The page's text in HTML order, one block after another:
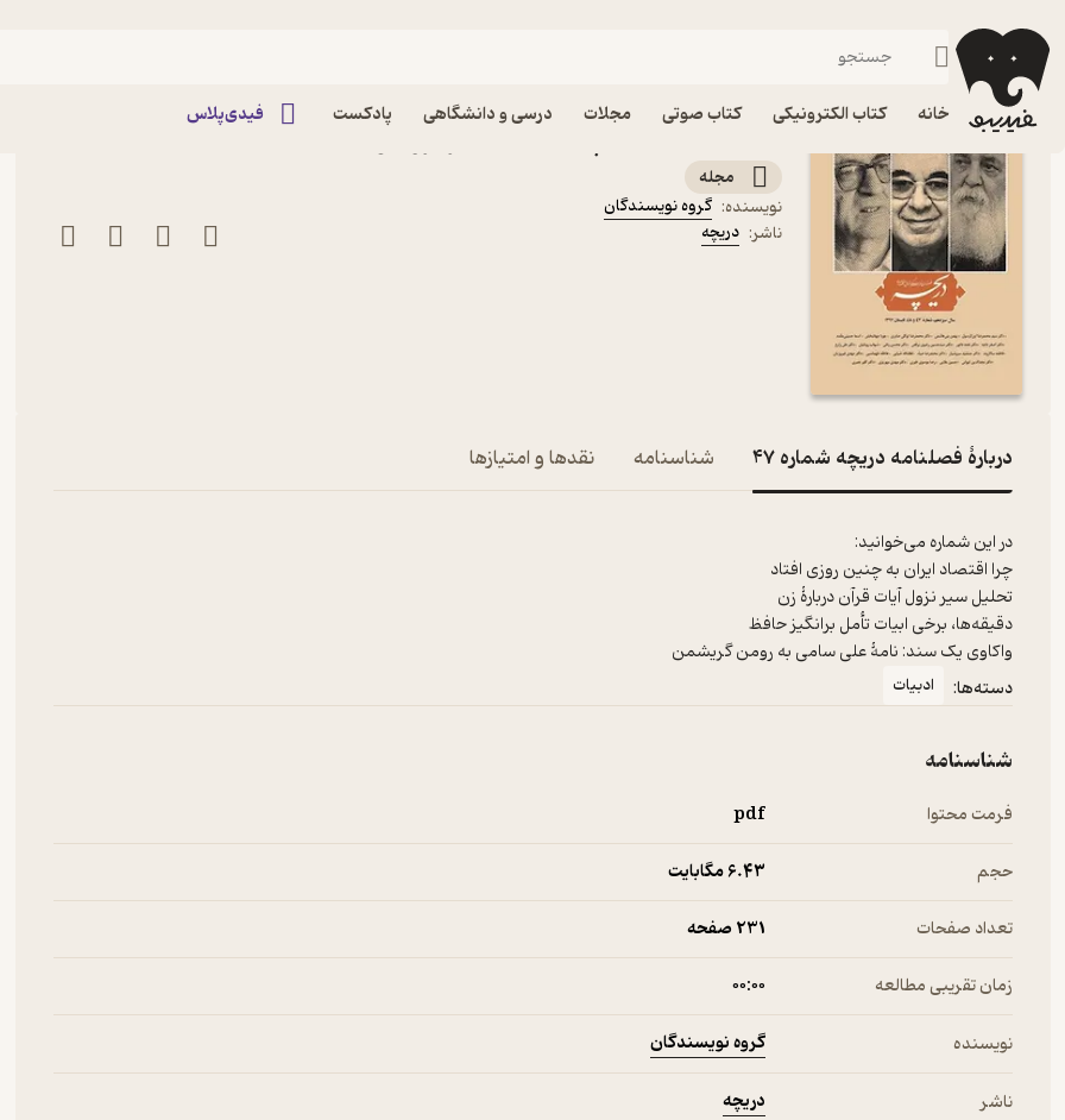
خانه کتاب الکترونیکی کتاب صوتی مجلات درسی و دانشگاهی پادکست فیدی‌پلاس
فیدیبو مجله و نشریه
مجله
نویسنده: گروه نویسندگان
ناشر: دریچه
دربارۀ فصلنامه دریچه شماره 47 شناسنامه نقدها و امتیازها
واکاوی یک سند: نامۀ علی سامی به رومن گریشمن
دسته‌ها: ادبیات
شناسنامه
فرمت محتوا pdf
حجم 6.۴۳ مگابایت
تعداد صفحات 231 صفحه
زمان تقریبی مطالعه ۰۰:۰۰
نویسنده گروه نویسندگان
ناشر دریچه